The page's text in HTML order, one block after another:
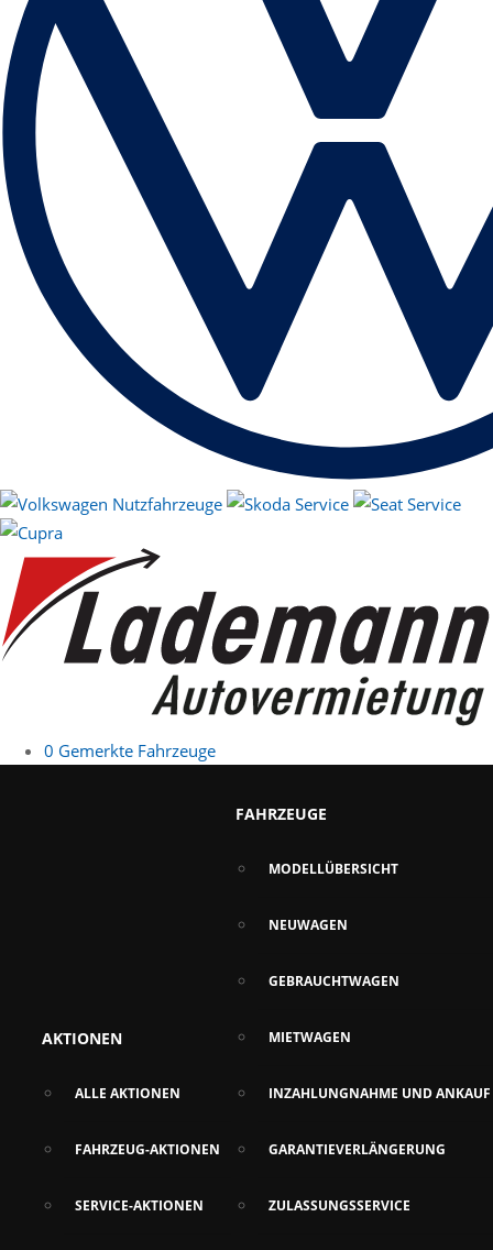
AKTIONEN
ALLE AKTIONEN
FAHRZEUG-AKTIONEN
SERVICE-AKTIONEN
FAHRZEUGE
MODELLÜBERSICHT
NEUWAGEN
GEBRAUCHTWAGEN
MIETWAGEN
INZAHLUNGNAHME UND ANKAUF
GARANTIEVERLÄNGERUNG
ZULASSUNGSSERVICE
0 Gemerkte Fahrzeuge